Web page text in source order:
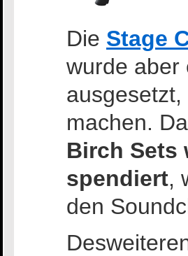
Die Stage
wurde aber
machen.
Birch Sets
spendiert,
den